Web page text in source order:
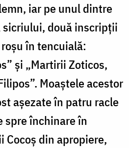
iar pe unul dintre
sicriului, două inscripții
în tencuială:
și „Martirii Zoticos,
Moaștele acestor
așezate în patru racle
spre închinare în
Cocoș din apropiere,